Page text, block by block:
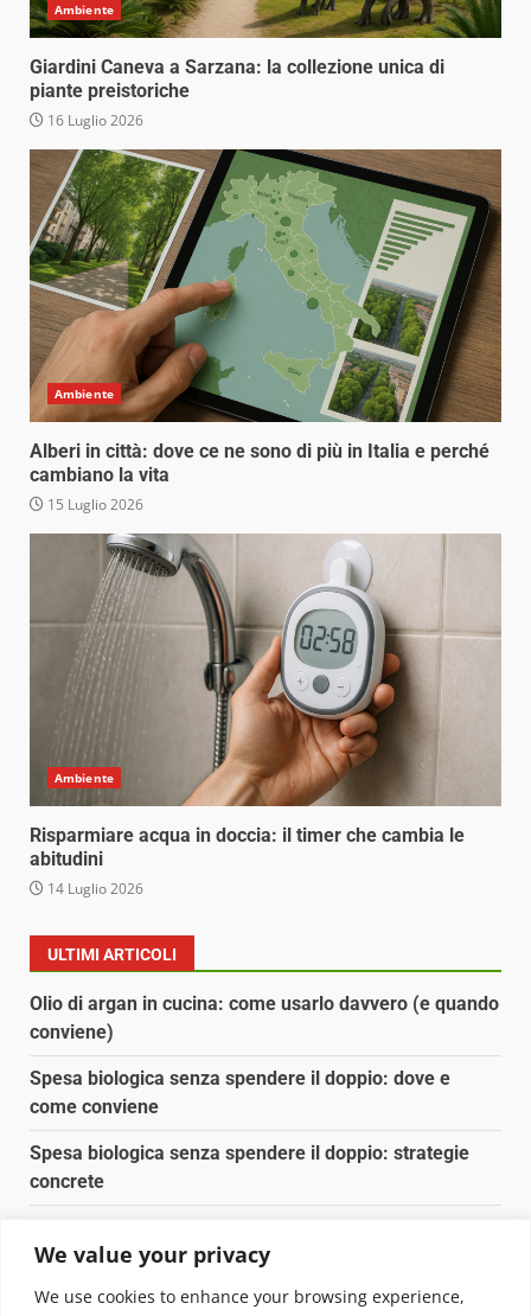
We value your privacy
We use cookies to enhance your browsing experience,
Ambiente
Giardini Caneva a Sarzana: la collezione unica di
piante preistoriche
16 Luglio 2026
Ambiente
Alberi in città: dove ce ne sono di più in Italia e perché
cambiano la vita
15 Luglio 2026
Ambiente
Risparmiare acqua in doccia: il timer che cambia le
abitudini
14 Luglio 2026
ULTIMI ARTICOLI
Olio di argan in cucina: come usarlo davvero (e quando
conviene)
Spesa biologica senza spendere il doppio: dove e
come conviene
Spesa biologica senza spendere il doppio: strategie
concrete
Pulizia naturale della casa: 3 ingredienti che
sostituiscono 10 prodotti chimici